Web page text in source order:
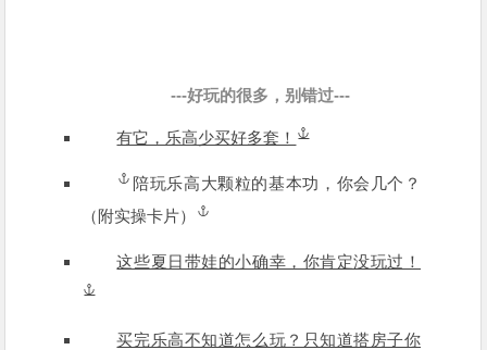
---好玩的很多，别错过---
有它，乐高少买好多套！
陪玩乐高大颗粒的基本功，你会几个？
（附实操卡片）
这些夏日带娃的小确幸，你肯定没玩过！
买完乐高不知道怎么玩？只知道搭房子你